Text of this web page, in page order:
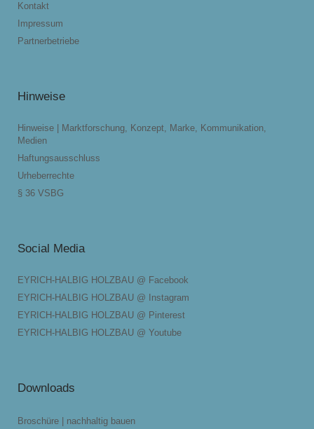
Kontakt
Impressum
Partnerbetriebe
Hinweise
Hinweise | Marktforschung, Konzept, Marke, Kommunikation,
Medien
Haftungsausschluss
Urheberrechte
§ 36 VSBG
Social Media
EYRICH-HALBIG HOLZBAU @ Facebook
EYRICH-HALBIG HOLZBAU @ Instagram
EYRICH-HALBIG HOLZBAU @ Pinterest
EYRICH-HALBIG HOLZBAU @ Youtube
Downloads
Broschüre | nachhaltig bauen